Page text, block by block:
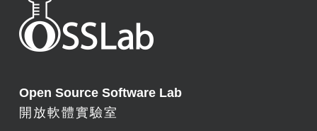
Open Source Software Lab
開放軟體實驗室